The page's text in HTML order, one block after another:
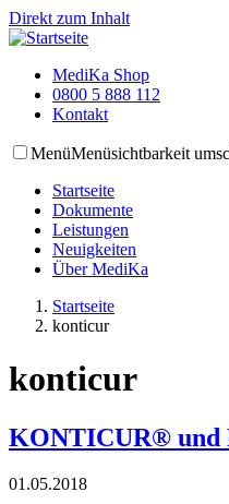
Direkt zum Inhalt
MediKa Shop
0800 5 888 112
Kontakt
MenüMenüsichtbarkeit
Startseite
Dokumente
Leistungen
Neuigkeiten
Über MediKa
Startseite
konticur
konticur
KONTICUR® und
01.05.2018